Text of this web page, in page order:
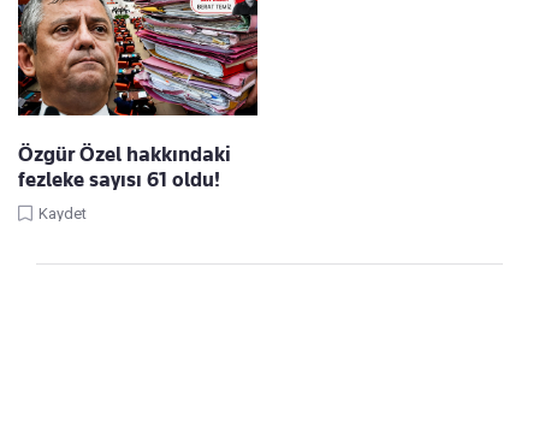
Özgür Özel hakkındaki
fezleke sayısı 61 oldu!
Kaydet